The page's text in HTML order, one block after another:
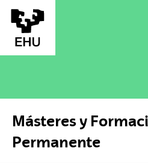
Saltar al contenido principal
Másteres y
Permanente